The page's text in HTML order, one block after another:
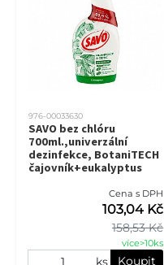
976-00033630
SAVO bez chlóru
700ml.,univerzální
dezinfekce, BotaniTECH
čajovník+eukalyptus
Cena s DPH
158,53 Kč
103,04 Kč
více>10ks
ks Koupit